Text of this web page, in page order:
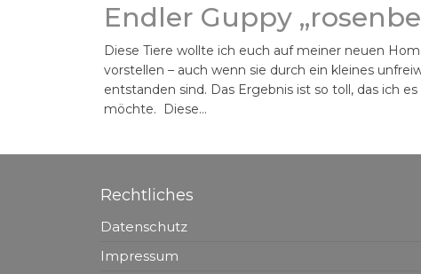
Endler Guppy
Diese Tiere wollte ich euch auf meiner neuen
vorstellen – auch wenn sie durch ein kleines
entstanden sind. Das Ergebnis ist so toll, das ich
möchte. Diese…
Rechtliches
Datenschutz
Impressum